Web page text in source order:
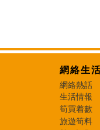
網絡生
網絡熱話
生活情報
筍買着數
旅遊筍料